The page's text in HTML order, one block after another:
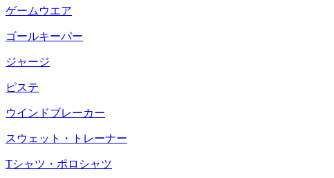
ゲームウエア
ゴールキーパー
ジャージ
ピステ
ウインドブレーカー
スウェット・トレーナー
Tシャツ・ポロシャツ